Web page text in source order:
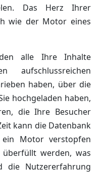
Das Herz Ihrer
wie der Motor eines
alle Ihre Inhalte
haben, über die
hochgeladen haben,
die Ihre Besucher
kann die Datenbank
Motor verstopfen
werden, was
die Nutzererfahrung